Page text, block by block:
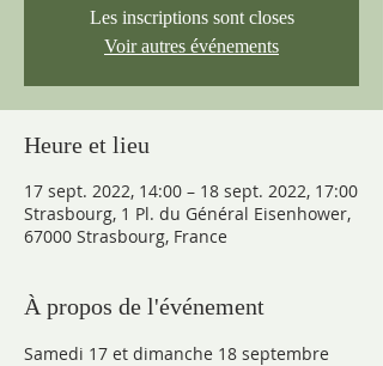
Les inscriptions sont closes
Voir autres événements
Heure et lieu
17 sept. 2022, 14:00 – 18 sept. 2022, 17:00
Strasbourg, 1 Pl. du Général Eisenhower,
67000 Strasbourg, France
À propos de l'événement
Samedi 17 et dimanche 18 septembre